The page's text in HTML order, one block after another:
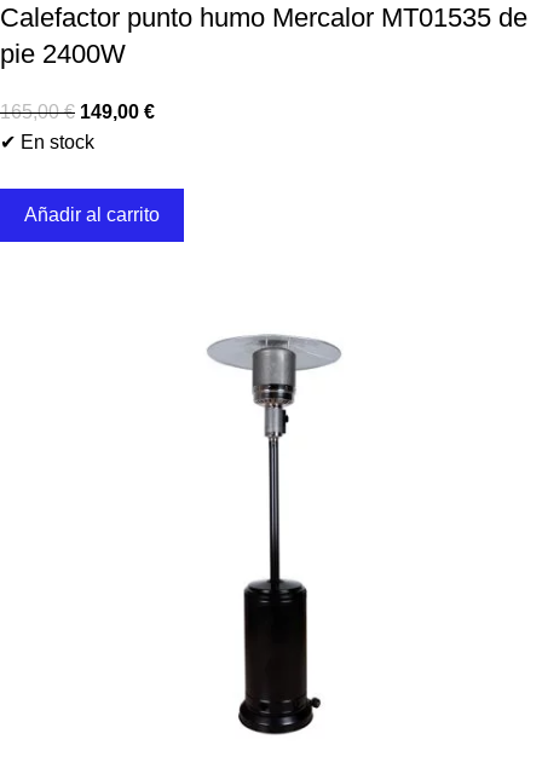
Calefactor punto humo Mercalor MT01535 de
pie 2400W
165,00€ 149,00 €
✔ En stock
Añadir al carrito